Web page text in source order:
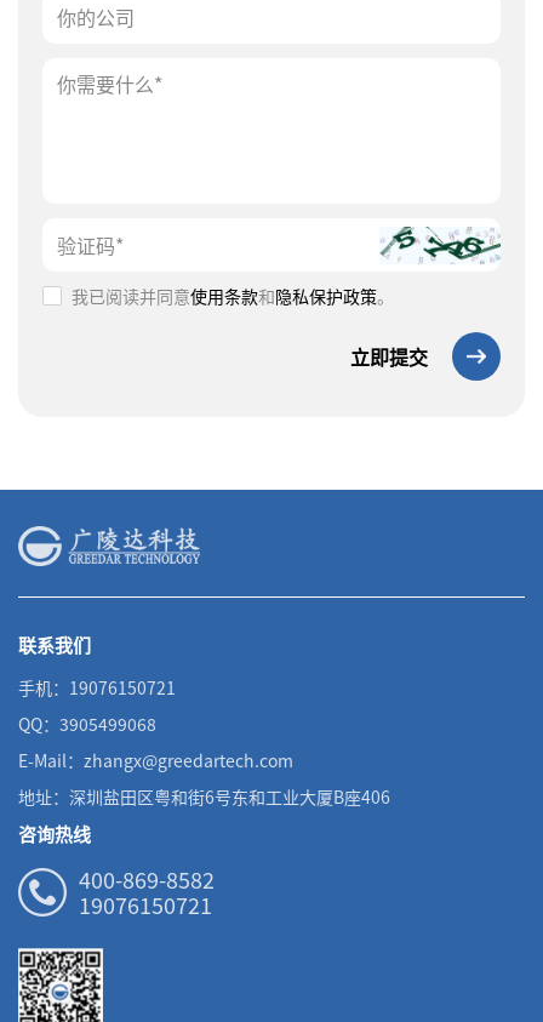
我已阅读并同意使用条款和隐私保护政策。
立即提交
联系我们
手机：19076150721
QQ：3905499068
E-Mail：zhangx@greedartech.com
地址：深圳盐田区粤和街6号东和工业大厦B座406
咨询热线
400-869-8582
19076150721